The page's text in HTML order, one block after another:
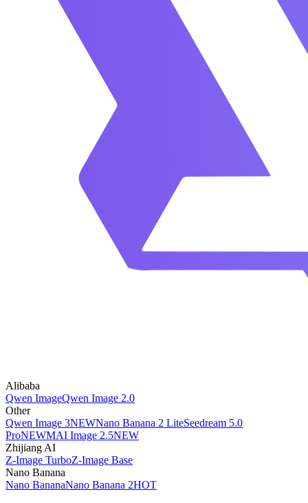
Alibaba
Qwen ImageQwen Image 2.0
Other
Qwen Image 3NEWNano Banana 2 LiteSeedream 5.0
ProNEWMAI Image 2.5NEW
Zhijiang AI
Z-Image TurboZ-Image Base
Nano Banana
Nano BananaNano Banana 2HOT